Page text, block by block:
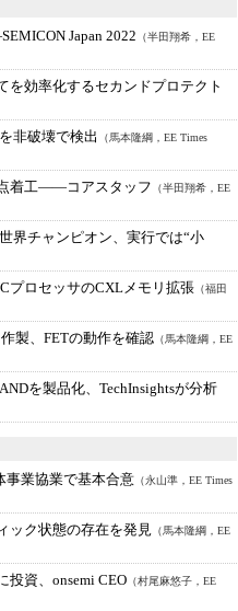
Japan 2022 （半田翔希，EE
を効率化するセカンドプロテクト
非破壊で検出 （馬本隆綱，EE Times
着工――コアスタッフ （半田翔希，EE
世界チャンピオン、実行では“小
プロセッサのCXLメモリ拡張 （福田
製、FETの動作を確認 （馬本隆綱，EE
を製品化、TechInsightsが分析
事業協業で基本合意 （永山準，EE Times
ック状態の存在を発見 （馬本隆綱，EE
投資、onsemi CEO （村尾麻悠子，EE